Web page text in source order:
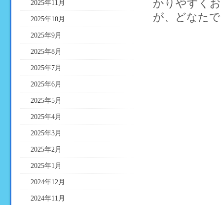
かりやすく
が、どなた
2025年11月
2025年10月
2025年9月
2025年8月
2025年7月
2025年6月
2025年5月
2025年4月
2025年3月
2025年2月
2025年1月
2024年12月
2024年11月